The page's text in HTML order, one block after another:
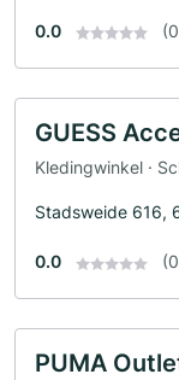
0.0
GUESS
Kledingwinkel ·
Stadsweide 616,
0.0
PUMA